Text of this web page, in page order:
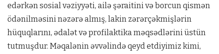
edərkən sosial vəziyyəti, ailə şəraitini və borcun qismən
ödənilməsini nəzərə almış, lakin zərərçəkmişlərin
hüquqlarını, ədalət və profilaktika məqsədlərini üstün
tutmuşdur. Məqalənin əvvəlində qeyd etdiyimiz kimi,